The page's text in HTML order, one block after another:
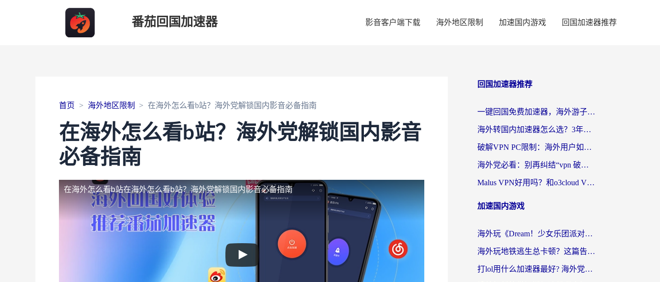
番茄回国加速器 影音客户端下载 海外地区限制 加速国内游戏 回国加速器推荐
首页 海外地区限制 在海外怎么看b站？海外党解锁国内影音必备指南
在海外怎么看b站？海外党解锁国内影音
必备指南
在海外怎么看b站在海外怎么看b站？海外党解锁国内影音必备指南
回国加速器推荐
一键回国免费加速器，海外游子的数字归乡路
海外转国内加速器怎么选？3年海外党亲测指南，无缝刷剧玩游戏不再难
破解VPN PC限制：海外用户如何选择回国加速器实现无缝访问国内资源
海外党必看：别再纠结“vpn 破解”，这样选回国加速器才能真正无缝访问国内资源
Malus VPN好用吗？和o3cloud VPN对比哪个回国效果更好？
加速国内游戏
海外玩《Dream！少女乐团派对！》总卡顿？加速器到底能不能用？一篇指南解决你的国服游戏难题
海外玩地铁逃生总卡顿？这篇告诉你玩地铁逃生用什么加速器好,比较好
打lol用什么加速器最好? 海外党亲测3年的国服游戏加速终极攻略